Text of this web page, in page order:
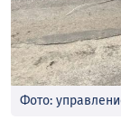
Фото: